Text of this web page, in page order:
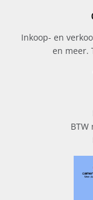
Inkoop- en
en meer.
BTW